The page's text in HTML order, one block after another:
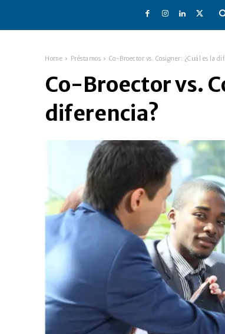
Home Préstamos Co-Broector vs. Cosigner: ¿Cuál es la
Co-Broector vs.
diferencia?